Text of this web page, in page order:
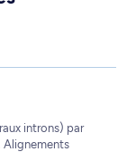
introns) par
Alignements